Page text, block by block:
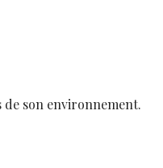
son environnement.